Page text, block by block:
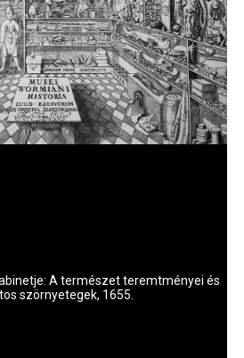
A természet teremtményei és
szörnyetegek, 1655.